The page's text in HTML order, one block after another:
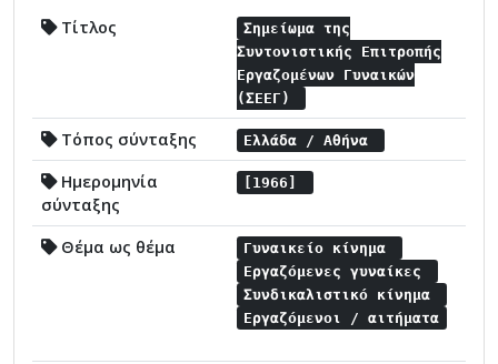
Τίτλος
Σημείωμα της
Συντονιστικής Επιτροπής
Εργαζομένων Γυναικών
(ΣΕΕΓ)
Τόπος σύνταξης Ελλάδα / Αθήνα
Ημερομηνία
σύνταξης
[1966]
Θέμα ως θέμα
Γυναικείο κίνημα
Εργαζόμενες γυναίκες
Συνδικαλιστικό κίνημα
Εργαζόμενοι / αιτήματα